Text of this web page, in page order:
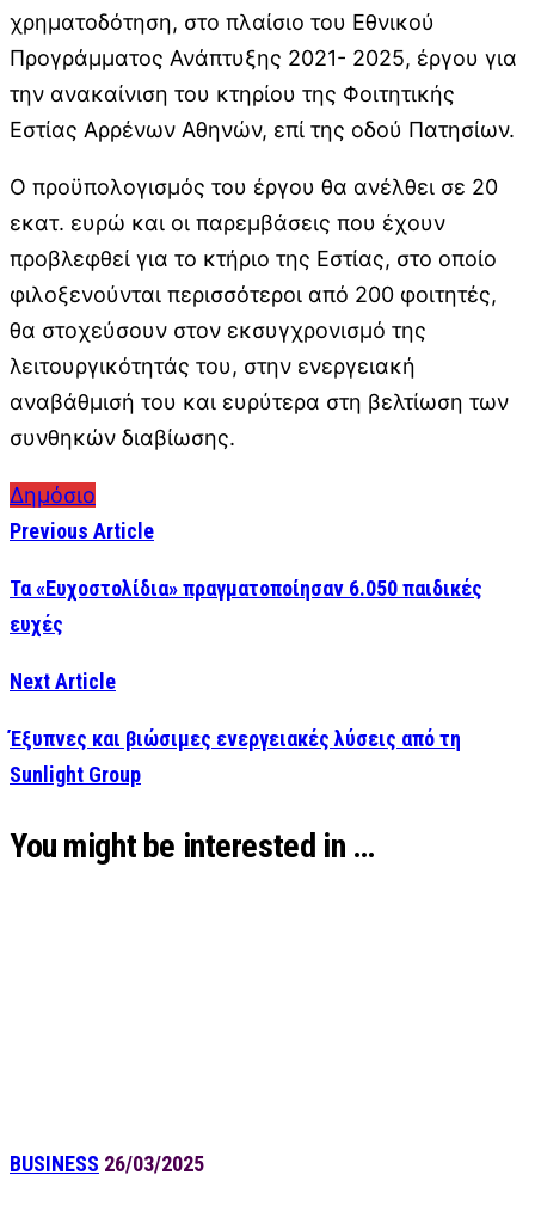
χρηματοδότηση, στο πλαίσιο του Εθνικού
Προγράμματος Ανάπτυξης 2021- 2025, έργου για
την ανακαίνιση του κτηρίου της Φοιτητικής
Εστίας Αρρένων Αθηνών, επί της οδού Πατησίων.
Ο προϋπολογισμός του έργου θα ανέλθει σε 20
εκατ. ευρώ και οι παρεμβάσεις που έχουν
προβλεφθεί για το κτήριο της Εστίας, στο οποίο
φιλοξενούνται περισσότεροι από 200 φοιτητές,
θα στοχεύσουν στον εκσυγχρονισμό της
λειτουργικότητάς του, στην ενεργειακή
αναβάθμισή του και ευρύτερα στη βελτίωση των
συνθηκών διαβίωσης.
Δημόσιο
Previous Article
Τα «Ευχοστολίδια» πραγματοποίησαν 6.050 παιδικές
ευχές
Next Article
Έξυπνες και βιώσιμες ενεργειακές λύσεις από τη
Sunlight Group
You might be interested in …
BUSINESS 26/03/2025